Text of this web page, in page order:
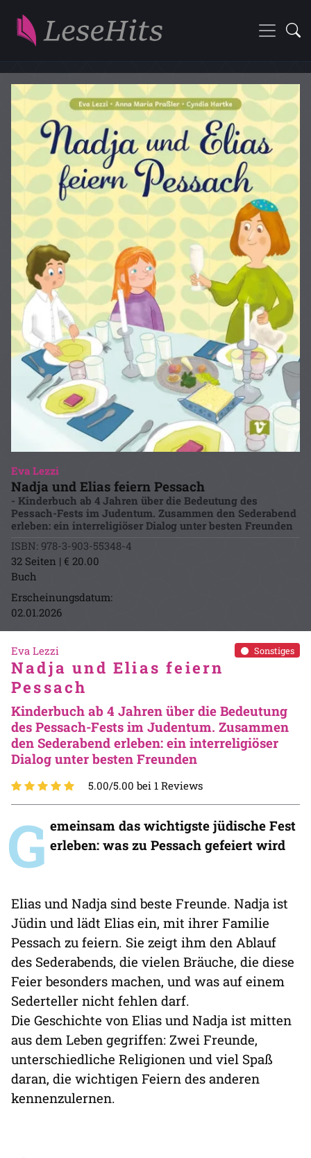
Eva Lezzi
Nadja und Elias feiern Pessach
- Kinderbuch ab 4 Jahren über die Bedeutung des
Pessach-Fests im Judentum. Zusammen den Sederabend
erleben: ein interreligiöser Dialog unter besten Freunden
ISBN: 978-3-903-55348-4
32 Seiten | € 20.00
Buch
Erscheinungsdatum:
02.01.2026
Sonstiges
Eva Lezzi
Nadja und Elias feiern
Pessach
Kinderbuch ab 4 Jahren über die Bedeutung
des Pessach-Fests im Judentum. Zusammen
den Sederabend erleben: ein interreligiöser
Dialog unter besten Freunden
5.00/5.00 bei 1 Reviews
G emeinsam das wichtigste jüdische Fest
erleben: was zu Pessach gefeiert wird
Elias und Nadja sind beste Freunde. Nadja ist
Jüdin und lädt Elias ein, mit ihrer Familie
Pessach zu feiern. Sie zeigt ihm den Ablauf
des Sederabends, die vielen Bräuche, die diese
Feier besonders machen, und was auf einem
Sederteller nicht fehlen darf.
Die Geschichte von Elias und Nadja ist mitten
aus dem Leben gegriffen: Zwei Freunde,
unterschiedliche Religionen und viel Spaß
daran, die wichtigen Feiern des anderen
kennenzulernen.